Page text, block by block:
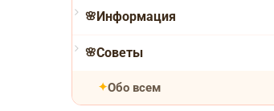
Информация
Советы
Обо всем